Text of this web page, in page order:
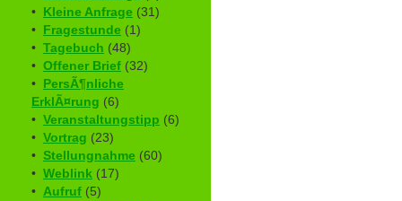
• Kleine Anfrage (31)
• Fragestunde (1)
• Tagebuch (48)
• Offener Brief (32)
• PersÃ¶nliche
ErklÃ¤rung (6)
• Veranstaltungstipp (6)
• Vortrag (23)
• Stellungnahme (60)
• Weblink (17)
• Aufruf (5)